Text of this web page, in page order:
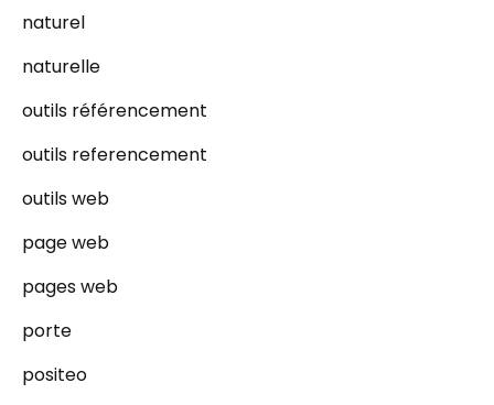
naturel
naturelle
outils référencement
outils referencement
outils web
page web
pages web
porte
positeo